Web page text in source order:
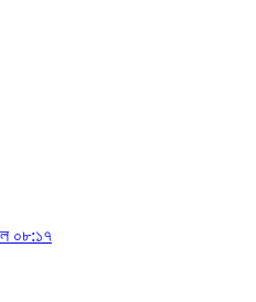
০৮:১৭